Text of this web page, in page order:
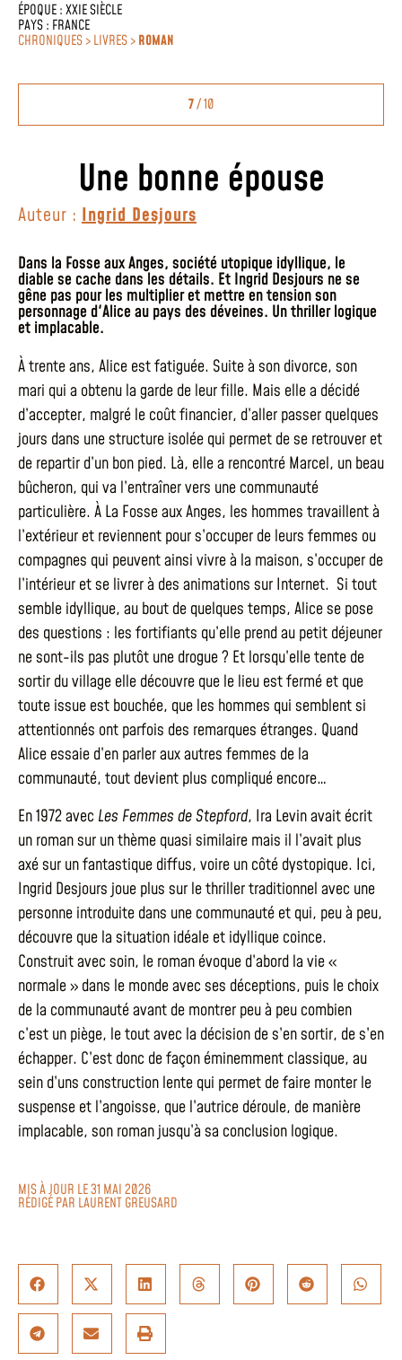
ÉPOQUE :XXIE SIÈCLE
PAYS : FRANCE
CHRONIQUES > LIVRES >ROMAN
7/ 10
Une bonne épouse
Auteur : Ingrid Desjours
Dans la Fosse aux Anges, société utopique idyllique, le
diable se cache dans les détails. Et Ingrid Desjours ne se
gêne pas pour les multiplier et mettre en tension son
personnage d'Alice au pays des déveines. Un thriller logique
et implacable.
À trente ans, Alice est fatiguée. Suite à son divorce, son
mari qui a obtenu la garde de leur fille. Mais elle a décidé
d’accepter, malgré le coût financier, d’aller passer quelques
jours dans une structure isolée qui permet de se retrouver et
de repartir d’un bon pied. Là, elle a rencontré Marcel, un beau
bûcheron, qui va l’entraîner vers une communauté
particulière. À La Fosse aux Anges, les hommes travaillent à
l’extérieur et reviennent pour s’occuper de leurs femmes ou
compagnes qui peuvent ainsi vivre à la maison, s’occuper de
l’intérieur et se livrer à des animations sur Internet. Si tout
semble idyllique, au bout de quelques temps, Alice se pose
des questions : les fortifiants qu’elle prend au petit déjeuner
ne sont-ils pas plutôt une drogue ? Et lorsqu’elle tente de
sortir du village elle découvre que le lieu est fermé et que
toute issue est bouchée, que les hommes qui semblent si
attentionnés ont parfois des remarques étranges. Quand
Alice essaie d’en parler aux autres femmes de la
communauté, tout devient plus compliqué encore…
En 1972 avec Les Femmes de Stepford, Ira Levin avait écrit
un roman sur un thème quasi similaire mais il l’avait plus
axé sur un fantastique diffus, voire un côté dystopique. Ici,
Ingrid Desjours joue plus sur le thriller traditionnel avec une
personne introduite dans une communauté et qui, peu à peu,
découvre que la situation idéale et idyllique coince.
Construit avec soin, le roman évoque d’abord la vie «
normale » dans le monde avec ses déceptions, puis le choix
de la communauté avant de montrer peu à peu combien
c’est un piège, le tout avec la décision de s’en sortir, de s’en
échapper. C’est donc de façon éminemment classique, au
sein d’uns construction lente qui permet de faire monter le
suspense et l’angoisse, que l’autrice déroule, de manière
implacable, son roman jusqu’à sa conclusion logique.
MIS À JOUR LE 31 MAI 2026
RÉDIGÉ PAR LAURENT GREUSARD